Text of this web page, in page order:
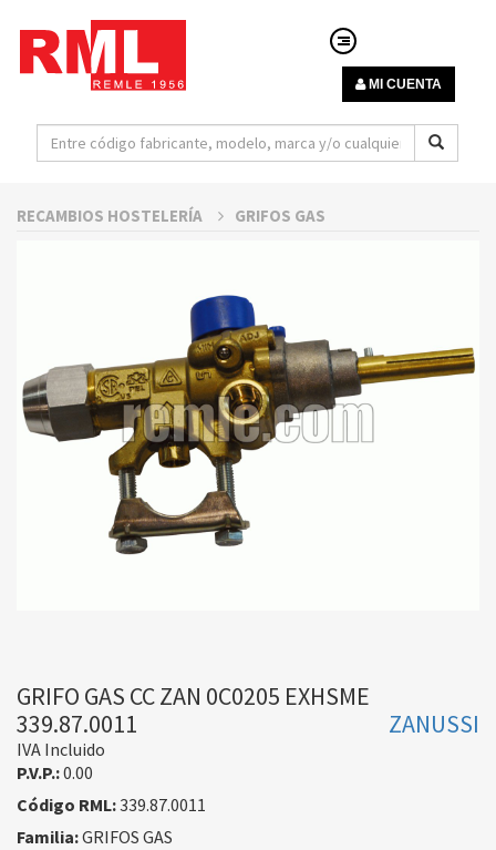
MI CUENTA
RECAMBIOS HOSTELERÍA GRIFOS GAS
GRIFO GAS CC ZAN 0C0205 EXHSME
339.87.0011
ZANUSSI
IVA Incluido
P.V.P.:0.00
Código RML:339.87.0011
Familia:GRIFOS GAS